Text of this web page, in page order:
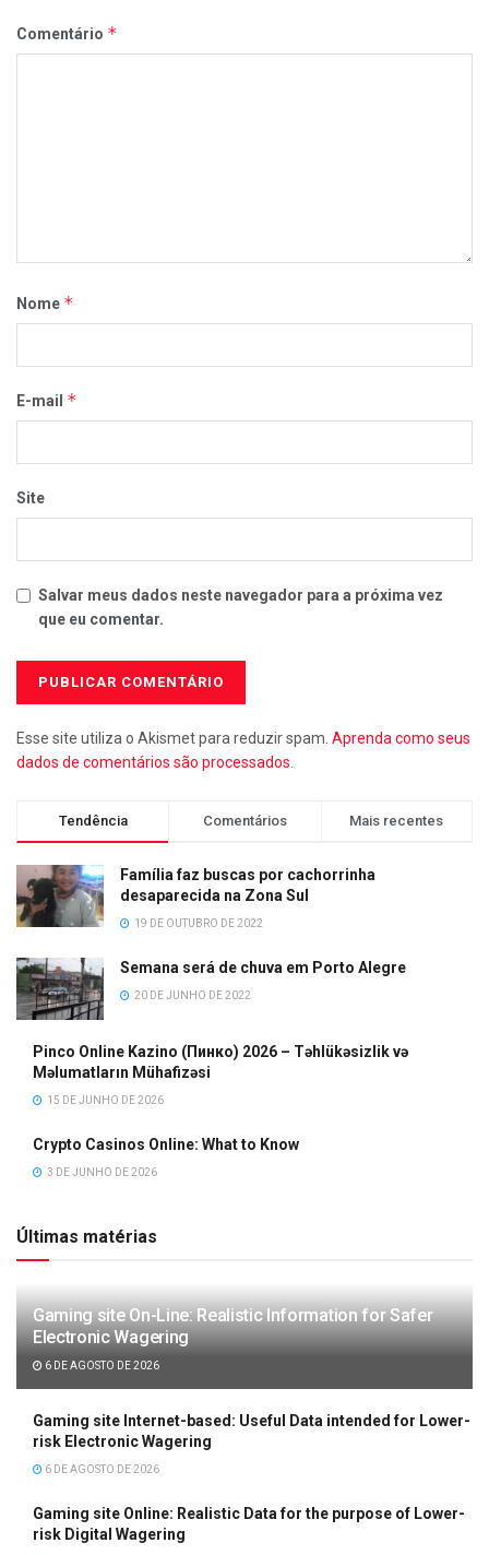
Comentário *
Nome *
E-mail *
Site
Salvar meus dados neste navegador para a próxima vez
que eu comentar.
Esse site utiliza o Akismet para reduzir spam. Aprenda como seus
dados de comentários são processados
Tendência Comentários Mais recentes
Família faz buscas por cachorrinha
desaparecida na Zona Sul
19 DE OUTUBRO DE 2022
Semana será de chuva em Porto Alegre
20 DE JUNHO DE 2022
Pinco Online Kazino (Пинко) 2026 – Təhlükəsizlik və
Məlumatların Mühafizəsi
15 DE JUNHO DE 2026
Crypto Casinos Online: What to Know
3 DE JUNHO DE 2026
Últimas matérias
Gaming site On-Line: Realistic Information for Safer
Electronic Wagering
6 DE AGOSTO DE 2026
Gaming site Internet-based: Useful Data intended for Lower-
risk Electronic Wagering
6 DE AGOSTO DE 2026
Gaming site Online: Realistic Data for the purpose of Lower-
risk Digital Wagering